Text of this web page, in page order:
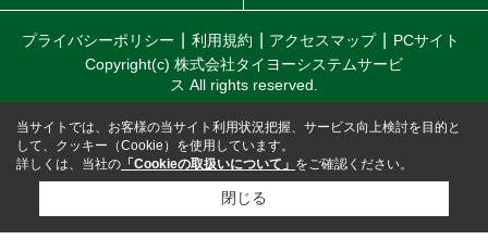
プライバシーポリシー 利用規約 アクセスマップ
PCサイト
Copyright(c) 株式会社タイヨーシステムサービ
ス All rights reserved.
当サイトでは、お客様の当サイト利用状況把握、サービス向上検討を目的と
して、クッキー（Cookie）を使用しています。
詳しくは、当社の 「Cookieの取扱いについて」 をご確認ください。
閉じる